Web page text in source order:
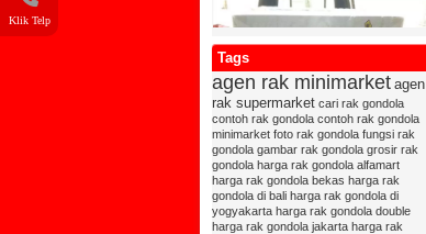
Tags
agen rak minimarket agen
rak supermarket cari rak gondola
contoh rak gondola contoh rak gondola
minimarket foto rak gondola fungsi rak
gondola gambar rak gondola grosir rak
gondola harga rak gondola alfamart
harga rak gondola bekas harga rak
gondola di bali harga rak gondola di
yogyakarta harga rak gondola double
harga rak gondola jakarta harga rak
Klik Telp